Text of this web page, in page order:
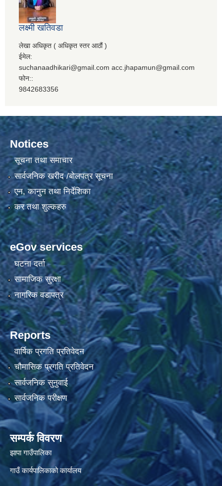
लक्ष्मी खतिवडा
लेखा अधिकृत ( अधिकृत स्तर आठौं )
ईमेल:
suchanaadhikari@gmail.com acc.jhapamun@gmail.com
फोन::
9842683356
Notices
सूचना तथा समाचार
सार्वजनिक खरीद /बोलपत्र सूचना
एन, कानुन तथा निर्देशिका
कर तथा शुल्कहरु
eGov services
घटना दर्ता
सामाजिक सुरक्षा
नागरिक वडापत्र
Reports
वार्षिक प्रगति प्रतिवेदन
चौमासिक प्रगति प्रतिवेदन
सार्वजनिक सुनुवाई
सार्वजनिक परीक्षण
सम्पर्क विवरण
झापा गाउँपालिका
गाउँ कार्यपालिकाको कार्यालय